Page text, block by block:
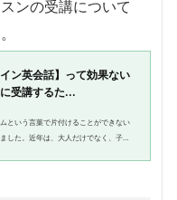
ンの受講について
ン英会話】って効果ない
受講するた...
という言葉で片付けることができない
した。近年は、大人だけでなく、子供